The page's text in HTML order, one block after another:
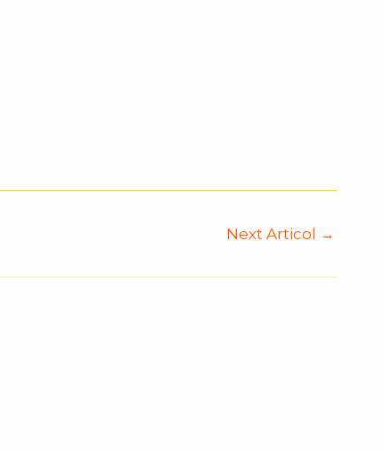
Next Articol →